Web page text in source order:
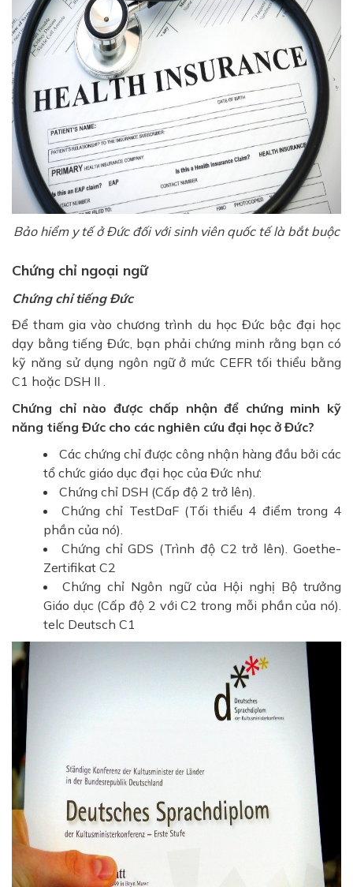
Bảo hiểm y tế ở Đức đối với sinh viên quốc tế là bắt buộc
Chứng chỉ ngoại ngữ
Chứng chỉ tiếng Đức
Để tham gia vào chương trình du học Đức bậc đại học
dạy bằng tiếng Đức, bạn phải chứng minh rằng bạn có
kỹ năng sử dụng ngôn ngữ ở mức CEFR tối thiểu bằng
C1 hoặc DSH II .
Chứng chỉ nào được chấp nhận để chứng minh kỹ
năng tiếng Đức cho các nghiên cứu đại học ở Đức?
Các chứng chỉ được công nhận hàng đầu bởi các
tổ chức giáo dục đại học của Đức như:
Chứng chỉ DSH (Cấp độ 2 trở lên).
Chứng chỉ TestDaF (Tối thiểu 4 điểm trong 4
phần của nó).
Chứng chỉ GDS (Trình độ C2 trở lên). Goethe-
Zertifikat C2
Chứng chỉ Ngôn ngữ của Hội nghị Bộ trưởng
Giáo dục (Cấp độ 2 với C2 trong mỗi phần của nó).
telc Deutsch C1